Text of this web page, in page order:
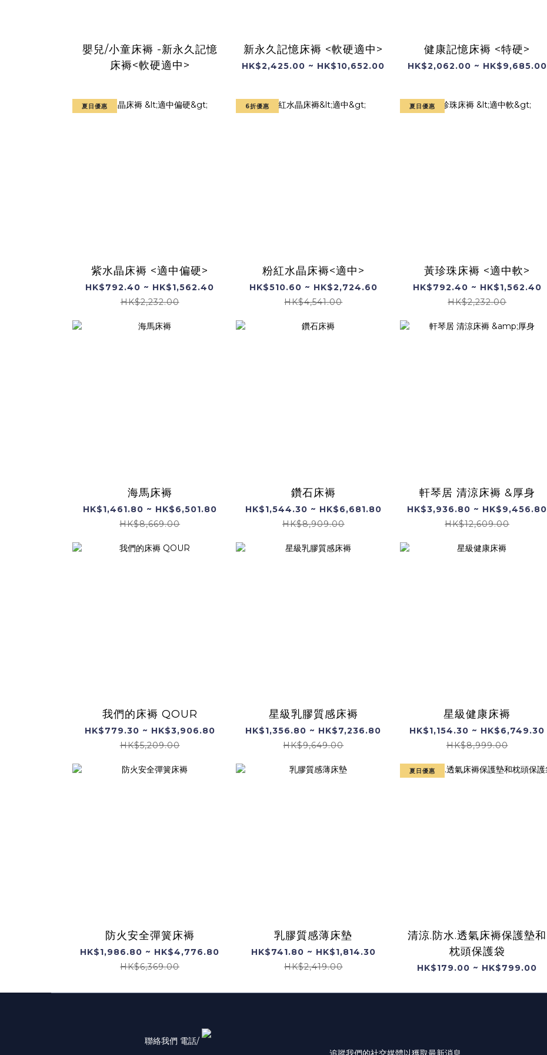
嬰兒/小童床褥 -新永久記憶
床褥<軟硬適中>
新永久記憶床褥 <軟硬適中>
HK$2,425.00 ~ HK$10,652.00
健康記憶床褥 <特硬>
HK$2,062.00 ~ HK$9,685.00
夏日優惠
紫水晶床褥 <適中偏硬>
HK$792.40 ~ HK$1,562.40
HK$2,232.00
6折優惠
粉紅水晶床褥<適中>
HK$510.60 ~ HK$2,724.60
HK$4,541.00
夏日優惠
黃珍珠床褥 <適中軟>
HK$792.40 ~ HK$1,562.40
HK$2,232.00
海馬床褥
HK$1,461.80 ~ HK$6,501.80
HK$8,669.00
鑽石床褥
HK$1,544.30 ~ HK$6,681.80
HK$8,909.00
軒琴居 清涼床褥 &厚身
HK$3,936.80 ~ HK$9,456.80
HK$12,609.00
我們的床褥 QOUR
HK$779.30 ~ HK$3,906.80
HK$5,209.00
星級乳膠質感床褥
HK$1,356.80 ~ HK$7,236.80
HK$9,649.00
星級健康床褥
HK$1,154.30 ~ HK$6,749.30
HK$8,999.00
防火安全彈簧床褥
HK$1,986.80 ~ HK$4,776.80
HK$6,369.00
乳膠質感薄床墊
HK$741.80 ~ HK$1,814.30
HK$2,419.00
夏日優惠
清涼.防水.透氣床褥保護墊和
枕頭保護袋
HK$179.00 ~ HK$799.00
聯絡我們 電話/